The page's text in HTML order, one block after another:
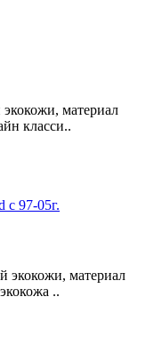
материал
класси..
экокожи, материал
..